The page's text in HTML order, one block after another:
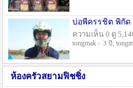
บ่อพี่ครรชิต พิกัด
ความเห็น 0 ดู
tongmak - 3 ปี ,
ห้องครัวสยามฟิชชิ่ง